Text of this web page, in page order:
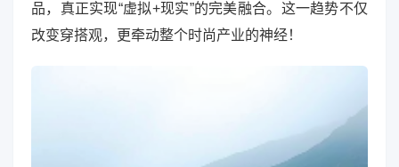
品，真正实现“虚拟+现实”的完美融合。这一趋势不仅
改变穿搭观，更牵动整个时尚产业的神经！